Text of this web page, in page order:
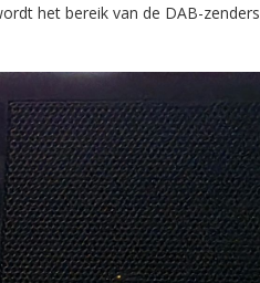
het bereik van de DAB-zenders